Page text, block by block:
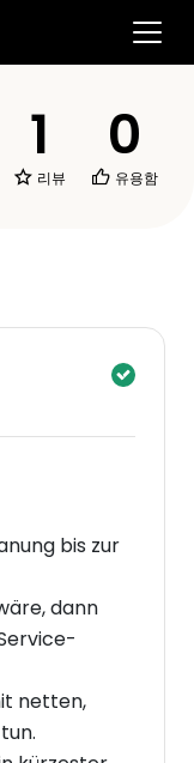
1
리뷰
0
유용함
bis zur
dann
netten,